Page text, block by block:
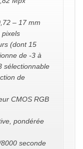
– 17 mm
pixels
(dont 15
de -3 à
sélectionnable
de
CMOS RGB
pondérée
seconde